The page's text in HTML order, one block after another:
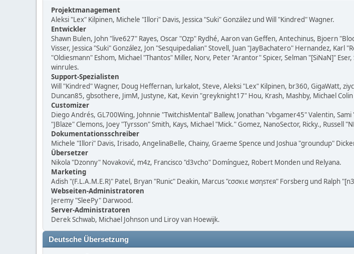
Projektmanagement
Aleksi "Lex" Kilpinen, Michele "Illori" Davis, Jessica "Suki" González und Will "Kindred" Wagner.
Entwickler
Shawn Bulen, John "live627" Rayes, Oscar "Ozp" Rydhé, Aaron van Geffen, Antechinus, Bjoern
Visser, Jessica "Suki" González, Jon "Sesquipedalian" Stovell, Juan "JayBachatero" Hernandez,
"Oldiesmann" Eshom, Michael "Thantos" Miller, Norv, Peter "Arantor" Spicer, Selman "[SiNaN]"
winrules.
Support-Spezialisten
Will "Kindred" Wagner, Doug Heffernan, lurkalot, Steve, Aleksi "Lex" Kilpinen, br360, GigaWatt,
Duncan85, gbsothere, JimM, Justyne, Kat, Kevin "greyknight17" Hou, Krash, Mashby, Michael
Customizer
Diego Andrés, GL700Wing, Johnnie "TwitchisMental" Ballew, Jonathan "vbgamer45" Valentin,
"JBlaze" Clemons, Joey "Tyrsson" Smith, Kays, Michael "Mick." Gomez, NanoSector, Ricky., Russell
Dokumentationsschreiber
Michele "Illori" Davis, Irisado, AngelinaBelle, Chainy, Graeme Spence und Joshua "groundup"
Übersetzer
Nikola "Dzonny" Novaković, m4z, Francisco "d3vcho" Domínguez, Robert Monden und Relyana.
Marketing
Adish "(F.L.A.M.E.R)" Patel, Bryan "Runic" Deakin, Marcus "cσσкιє мσηѕтєя" Forsberg und Ralph
Webseiten-Administratoren
Jeremy "SleePy" Darwood.
Server-Administratoren
Derek Schwab, Michael Johnson und Liroy van Hoewijk.
Deutsche Übersetzung